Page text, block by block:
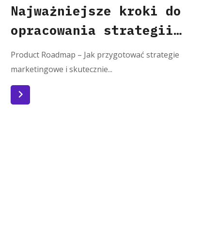
Najważniejsze kroki do
opracowania strategii
rozwoju produktu
Product Roadmap – Jak przygotować strategie
marketingowe i skutecznie...